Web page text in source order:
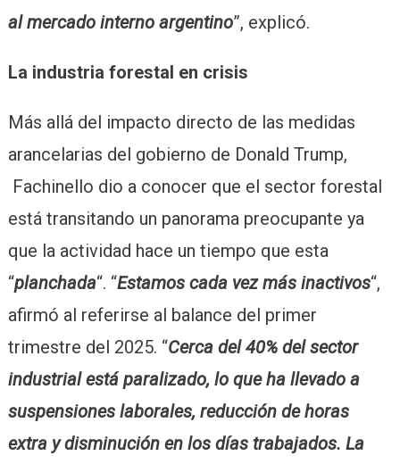
al mercado interno argentino”, explicó.
La industria forestal en crisis
Más allá del impacto directo de las medidas
arancelarias del gobierno de Donald Trump,
Fachinello dio a conocer que el sector forestal
está transitando un panorama preocupante ya
que la actividad hace un tiempo que esta
“planchada“. “Estamos cada vez más inactivos“,
afirmó al referirse al balance del primer
trimestre del 2025. “Cerca del 40% del sector
industrial está paralizado, lo que ha llevado a
suspensiones laborales, reducción de horas
extra y disminución en los días trabajados. La